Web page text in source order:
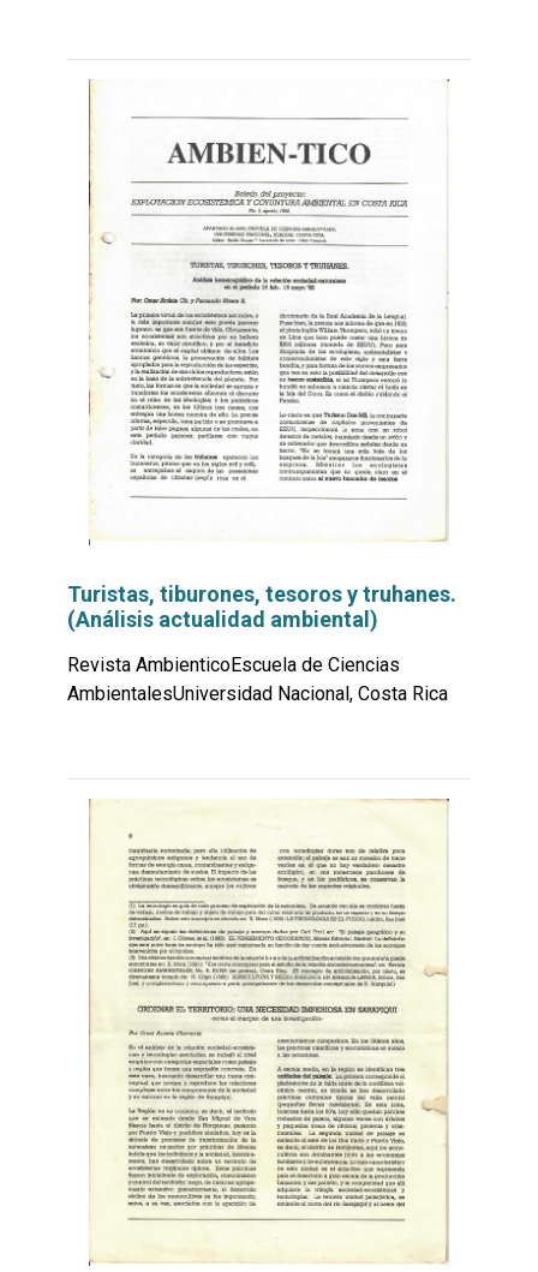
Turistas, tiburones, tesoros y truhanes.
(Análisis actualidad ambiental)
Revista AmbienticoEscuela de Ciencias
AmbientalesUniversidad Nacional, Costa Rica